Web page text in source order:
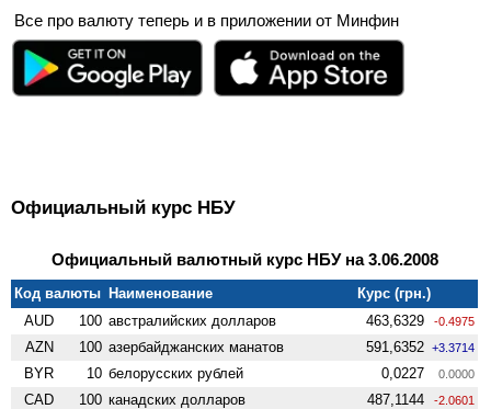
Все про валюту теперь и в приложении от Минфин
Официальный курс НБУ
Официальный валютный курс НБУ на 3.06.2008
Код валюты Наименование
Курс (грн.)
AUD
100 австралийских долларов 463,6329 -0.4975
AZN 100 азербайджанских манатов 591,6352 +3.3714
BYR 10 белорусских рублей 0,0227 0.0000
CAD 100 канадских долларов 487,1144 -2.0601